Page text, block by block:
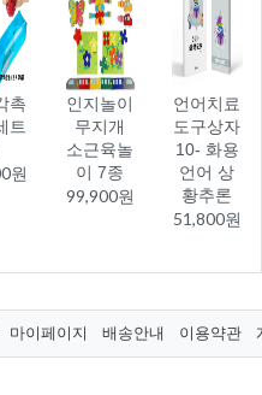
촉
트
원
인지놀이
무지개
소근육놀
이 7종
99,900원
언어치료
도구상자
10- 화용
언어 상
황추론
51,800원
마이페이지 배송안내 이용약관